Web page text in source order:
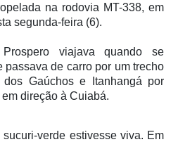
na rodovia MT-338, em
segunda-feira (6).
viajava quando se
passava de carro por um trecho
Gaúchos e Itanhangá por
direção à Cuiabá.
verde estivesse viva. Em